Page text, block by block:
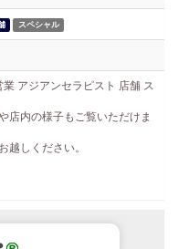
スペシャル
アジアンセラピスト 店舗 ス
店内の様子もご覧いただけま
越しください。